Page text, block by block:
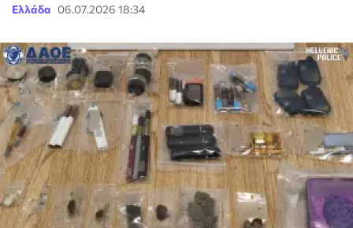
Ελλάδα 06.07.2026 18:34